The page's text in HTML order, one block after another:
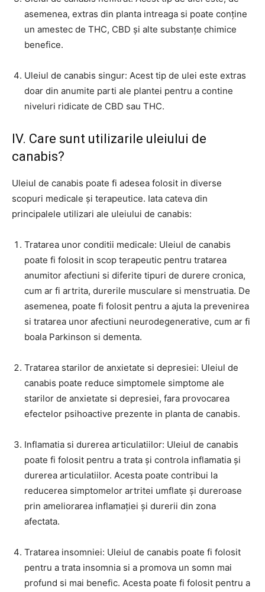
asemenea, extras din planta intreaga si poate conține
un amestec de THC, CBD și alte substanțe chimice
benefice.
Uleiul de canabis singur: Acest tip de ulei este extras
doar din anumite parti ale plantei pentru a contine
niveluri ridicate de CBD sau THC.
IV. Care sunt utilizarile uleiului de
canabis?
Uleiul de canabis poate fi adesea folosit in diverse
scopuri medicale și terapeutice. Iata cateva din
principalele utilizari ale uleiului de canabis:
Tratarea unor conditii medicale: Uleiul de canabis
poate fi folosit in scop terapeutic pentru tratarea
anumitor afectiuni si diferite tipuri de durere cronica,
cum ar fi artrita, durerile musculare si menstruatia. De
asemenea, poate fi folosit pentru a ajuta la prevenirea
si tratarea unor afectiuni neurodegenerative, cum ar fi
boala Parkinson si dementa.
Tratarea starilor de anxietate si depresiei: Uleiul de
canabis poate reduce simptomele simptome ale
starilor de anxietate si depresiei, fara provocarea
efectelor psihoactive prezente in planta de canabis.
Inflamatia si durerea articulatiilor: Uleiul de canabis
poate fi folosit pentru a trata și controla inflamatia și
durerea articulatiilor. Acesta poate contribui la
reducerea simptomelor artritei umflate și dureroase
prin ameliorarea inflamației și durerii din zona
afectata.
Tratarea insomniei: Uleiul de canabis poate fi folosit
pentru a trata insomnia si a promova un somn mai
profund si mai benefic. Acesta poate fi folosit pentru a